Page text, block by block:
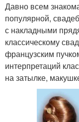
Давно всем
популярной,
с накладными
классическому
французским
интерпретаций
на затылке,